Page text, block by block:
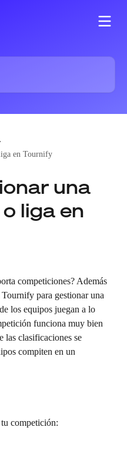
en Tournify
una
liga en
competiciones? Además
para gestionar una
los equipos juegan a lo
funciona muy bien
las clasificaciones se
compiten en un
competición: